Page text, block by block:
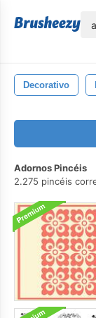
Decorativo
Adornos Pincéis
2.275 pincéis